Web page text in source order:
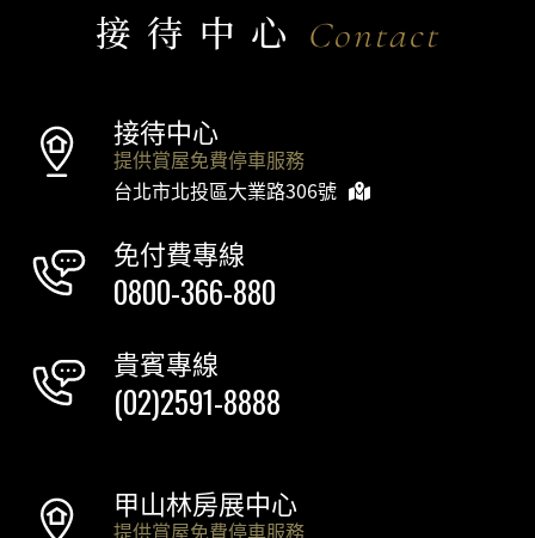
接待中心 Contact
接待中心
提供賞屋免費停車服務
台北市北投區大業路306號
免付費專線
0800-366-880
貴賓專線
(02)2591-8888
甲山林房展中心
提供賞屋免費停車服務